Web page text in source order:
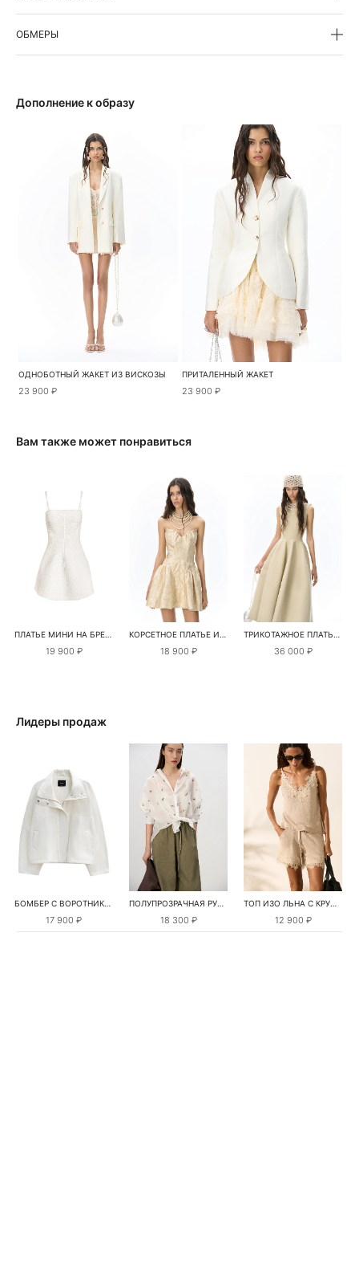
ОБМЕРЫ
Дополнение к образу
ОДНОБОТНЫЙ ЖАКЕТ ИЗ ВИСКОЗЫ
23 900 ₽
ПРИТАЛЕННЫЙ ЖАКЕТ
23 900 ₽
Вам также может понравиться
ПЛАТЬЕ МИНИ НА БРЕТЕЛЯХ
19 900 ₽
КОРСЕТНОЕ ПЛАТЬЕ ИЗ ЖАККАРДА
18 900 ₽
ТРИКОТАЖНОЕ ПЛАТЬЕ МИДИ С ЛЮРЕКСОМ
36 000 ₽
Лидеры продаж
БОМБЕР С ВОРОТНИКОМ-СТОЙКОЙ
17 900 ₽
ПОЛУПРОЗРАЧНАЯ РУБАШКА С РОМАШКАМИ
18 300 ₽
ТОП ИЗО ЛЬНА С КРУЖЕВОМ
12 900 ₽